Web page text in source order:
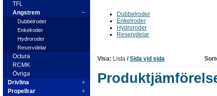
TFL
Angstrem
Dubbelroder
Enkelroder
Hydroroder
Reservdelar
Octura
RCMK
Övriga
Drivlina
Propellrar
Dubbelroder
Enkelroder
Hydroroder
Reservdelar
Visa: Lista / Sida vid sida